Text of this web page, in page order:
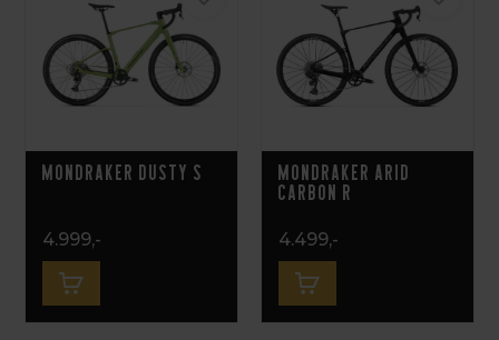
Mondraker Dusty S
4.999,-
Mondraker Arid
Carbon R
4.499,-